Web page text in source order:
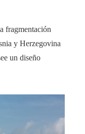
fragmentación
y Herzegovina
un diseño